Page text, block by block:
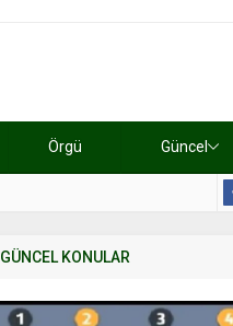
Örgü Güncel
GÜNCEL KONULAR